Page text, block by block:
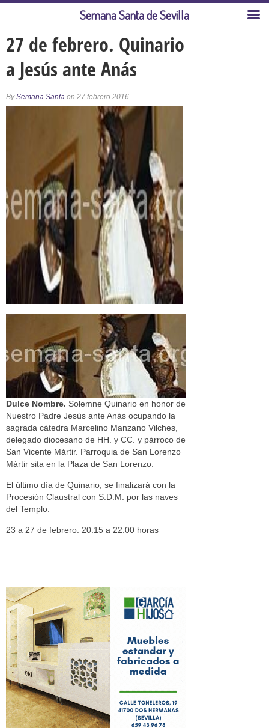
27 de febrero. Quinario
a Jesús ante Anás
BySemana Santa on 27 febrero 2016
Dulce Nombre. Solemne Quinario en honor de
Nuestro Padre Jesús ante Anás ocupando la
sagrada cátedra Marcelino Manzano Vilches,
delegado diocesano de HH. y CC. y párroco de
San Vicente Mártir. Parroquia de San Lorenzo
Mártir sita en la Plaza de San Lorenzo.
El último día de Quinario, se finalizará con la
Procesión Claustral con S.D.M. por las naves
del Templo.
23 a 27 de febrero. 20:15 a 22:00 horas
Semana Santa de Sevilla